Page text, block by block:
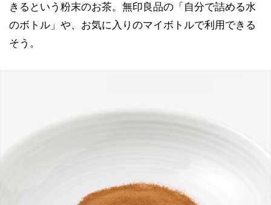
きるという粉末のお茶。無印良品の「自分で詰める水
のボトル」や、お気に入りのマイボトルで利用できる
そう。